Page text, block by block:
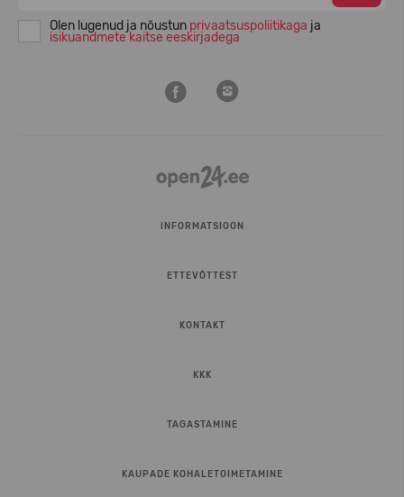
Olen lugenud ja nõustun privaatsuspoliitikaga ja
isikuandmete kaitse eeskirjadega
INFORMATSIOON
ETTEVÕTTEST
KONTAKT
KKK
TAGASTAMINE
KAUPADE KOHALETOIMETAMINE